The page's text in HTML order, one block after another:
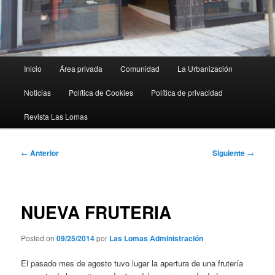
principal
Inicio Área privada Comunidad La Urbanización
Noticias Política de Cookies Política de privacidad
Revista Las Lomas
Navegación
← Anterior Siguiente →
NUEVA FRUTERIA
Posted on09/25/2014por Las Lomas Administración
El pasado mes de agosto tuvo lugar la apertura de una frutería